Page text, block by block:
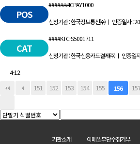
POS
#######ICPAY1000
신청기관 : 한국정보통신㈜ ㅣ 인증일자 :
CAT
####KTC-S5001711
신청기관 : 한국신용카드결제㈜ ㅣ 인증일
4-12
151 152 153 154 155 156 157
기관소개 이메일무단수집거부